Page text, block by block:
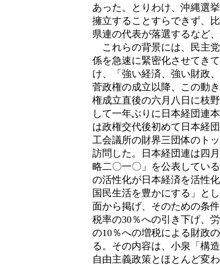
あった。とりわけ、沖縄選
擁立することすらできず、
県連の代表が落選するなど
これらの背景には、民主
係を急速に緊密化させてき
け、「強い経済、強い財政
菅政権の成立以降、この動
権成立直後の六月八日に枝
して一年ぶりに日本経団連
は政権交代後初めて日本経
工会議所の財界三団体のト
訪問した。日本経団連は四
略二〇一〇」を公表してい
の活性化が日本経済を活性
国民生活を豊かにする」と
面から掲げ、そのための条
税率の30％への引き下げ、
の10％への増税による財政
る。その内容は、小泉「構
自由主義政策とほとんど変